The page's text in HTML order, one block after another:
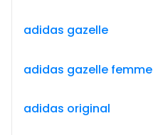
adidas gazelle
adidas gazelle femme
adidas original